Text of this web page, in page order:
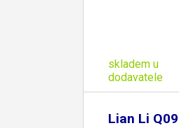
skladem u
dodavatele
Lian Li